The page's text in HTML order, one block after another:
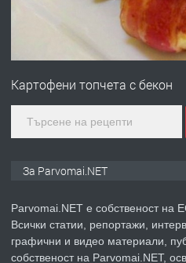
Първи
ПРЕДЛАГА
Картофени топчета с бекон
За Parvomai.NET
Parvomai.NET е собственост
Всички статии, репортажи,
графични и видео материали,
собственост на Parvomai.NET,